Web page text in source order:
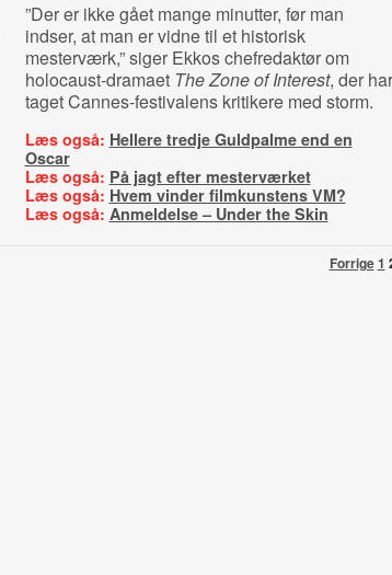
”Der er ikke gået mange minutter, før man
indser, at man er vidne til et historisk
mesterværk,” siger Ekkos chefredaktør om
holocaust-dramaet The Zone of Interest, der har
taget Cannes-festivalens kritikere med storm.
Læs også: Hellere tredje Guldpalme end en
Oscar
Læs også: På jagt efter mesterværket
Læs også: Hvem vinder filmkunstens VM?
Læs også: Anmeldelse – Under the Skin
Forrige1